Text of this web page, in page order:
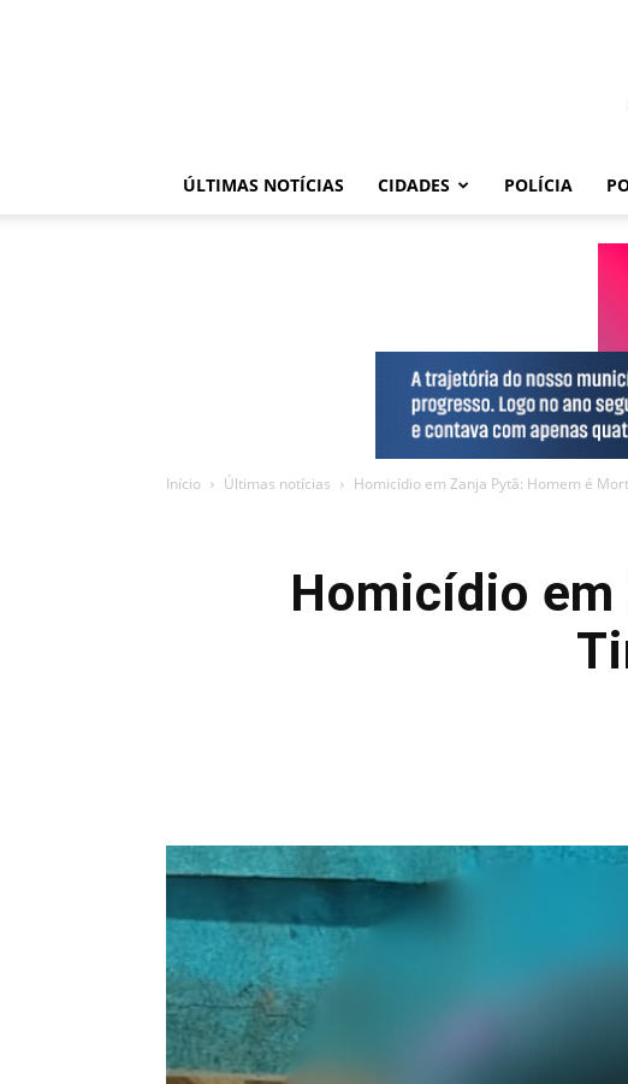
ÚLTIMAS NOTÍCIAS CIDADES POLÍCIA
Início Últimas notícias Homicídio em Zanja Pytã: Homem é
Homicídio